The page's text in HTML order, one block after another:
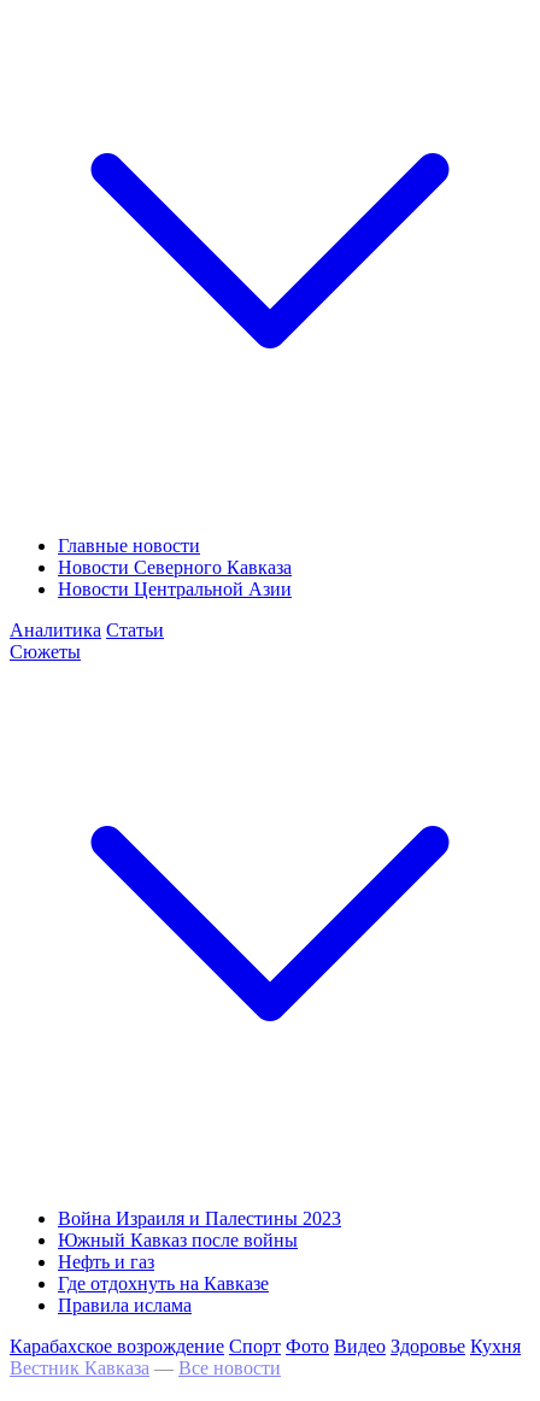
Главные новости
Новости Северного Кавказа
Новости Центральной Азии
Аналитика Статьи
Сюжеты
Война Израиля и Палестины 2023
Южный Кавказ после войны
Нефть и газ
Где отдохнуть на Кавказе
Правила ислама
Карабахское возрождение Спорт Фото Видео Здоровье Кухня
Вестник Кавказа — Все новости